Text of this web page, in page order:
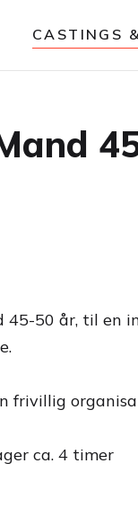
CASTINGS
50 år, til en
frivillig
ca. 4 timer